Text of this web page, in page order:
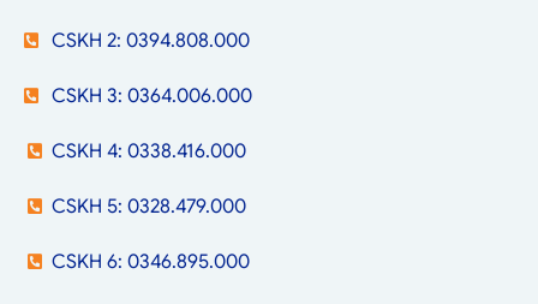
CSKH 2: 0394.808.000
CSKH 3: 0364.006.000
CSKH 4: 0338.416.000
CSKH 5: 0328.479.000
CSKH 6: 0346.895.000